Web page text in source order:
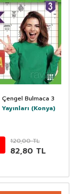
Çengel Bulmaca 3
(Konya)
120,00TL
82,80 TL